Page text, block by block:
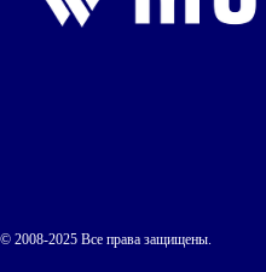
© 2008-2025 Все права защищены.